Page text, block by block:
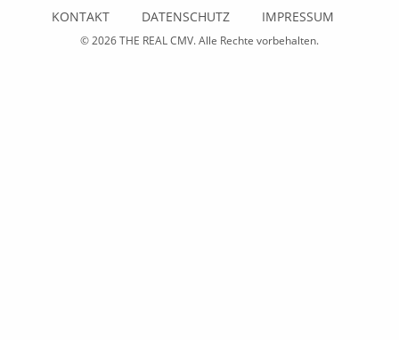
KONTAKT DATENSCHUTZ IMPRESSUM
© 2026THE REAL CMV. Alle Rechte vorbehalten.